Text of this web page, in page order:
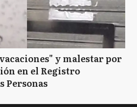
y malestar por
en el Registro
Personas